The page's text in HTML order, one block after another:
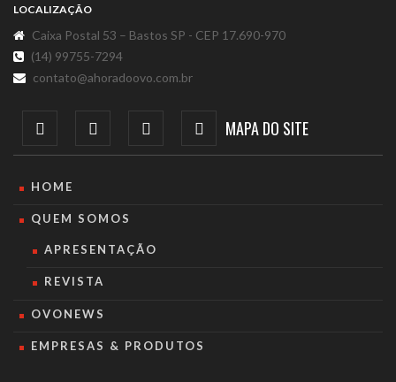
LOCALIZAÇÃO
Caixa Postal 53 – Bastos SP - CEP 17.690-970
(14) 99755-7294
contato@ahoradoovo.com.br
MAPA DO SITE
HOME
QUEM SOMOS
APRESENTAÇÃO
REVISTA
OVONEWS
EMPRESAS & PRODUTOS